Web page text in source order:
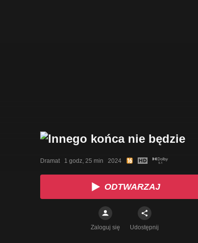
Dramat   1 godz, 25 min   2024
ODTWARZAJ
Zaloguj się Udostępnij